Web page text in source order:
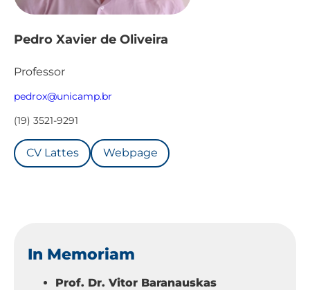
Pedro Xavier de Oliveira
Professor
pedrox@unicamp.br
(19) 3521-9291
CV Lattes Webpage
In Memoriam
Prof. Dr. Vitor Baranauskas